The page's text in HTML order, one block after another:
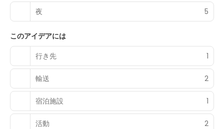
夜 5
このアイデアには
行き先
1
輸送 2
宿泊施設 1
活動 2